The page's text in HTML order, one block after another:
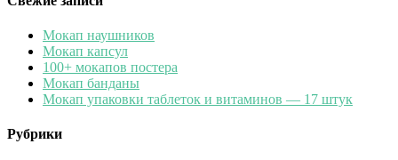
Мокап наушников
Мокап капсул
100+ мокапов постера
Мокап банданы
Мокап упаковки таблеток и витаминов — 17 штук
Рубрики